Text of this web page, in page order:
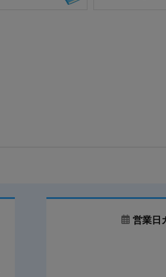
営業日